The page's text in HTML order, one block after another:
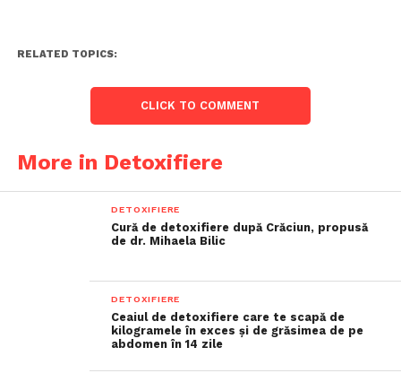
RELATED TOPICS:
CLICK TO COMMENT
More in Detoxifiere
DETOXIFIERE
Cură de detoxifiere după Crăciun, propusă
de dr. Mihaela Bilic
DETOXIFIERE
Ceaiul de detoxifiere care te scapă de
kilogramele în exces și de grăsimea de pe
abdomen în 14 zile